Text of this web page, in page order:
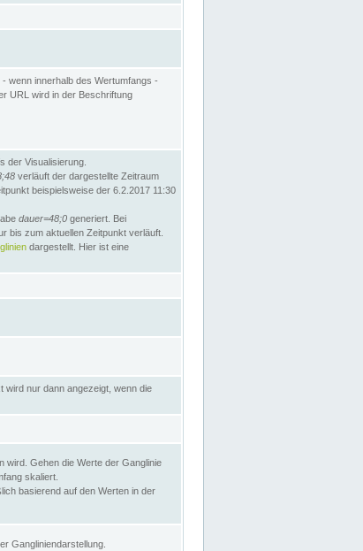
wenn innerhalb des Wertumfangs -
URL wird in der Beschriftung
der Visualisierung.
verläuft der dargestellte Zeitraum
beispielsweise der 6.2.2017 11:30
dauer=48;0 generiert. Bei
bis zum aktuellen Zeitpunkt verläuft.
dargestellt. Hier ist eine
wird nur dann angezeigt, wenn die
wird. Gehen die Werte der Ganglinie
skaliert.
basierend auf den Werten in der
Gangliniendarstellung.